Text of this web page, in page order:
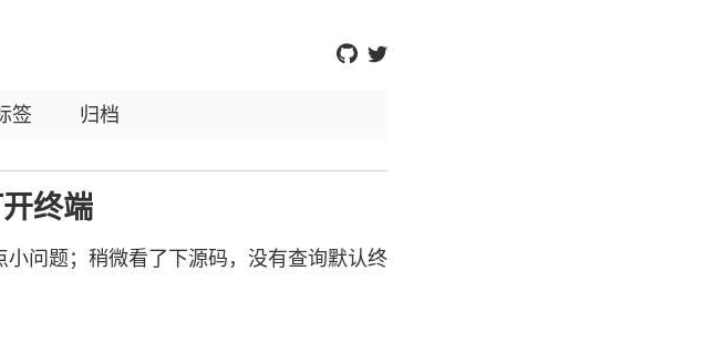
签 归档
终端
问题；稍微看了下源码，没有查询默认终